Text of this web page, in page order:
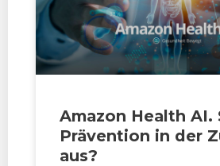
Amazon Health AI.
Prävention in der
aus?